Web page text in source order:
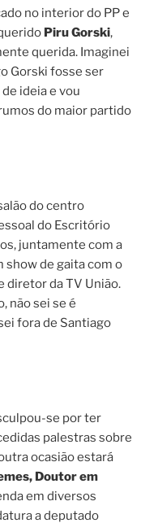
no interior do PP e
Piru Gorski,
querida. Imaginei
Gorski fosse ser
ideia e vou
do maior partido
do centro
do Escritório
juntamente com a
show de gaita com o
diretor da TV União.
não sei se é
fora de Santiago
se por ter
palestras sobre
ocasião estará
Doutor em
em diversos
a deputado